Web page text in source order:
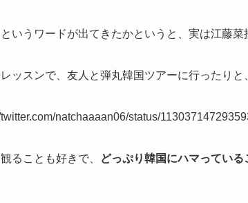
いうワードが出てきたかというと、実は江藤菜
ッスンで、友人と弾丸韓国ツアーに行ったりと
twitter.com/natchaaaan06/status/
ることも好きで、 どっぷり韓国にハマっている